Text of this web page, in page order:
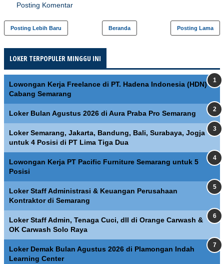
Posting Komentar
Posting Lebih Baru Posting Lama
Beranda
LOKER TERPOPULER MINGGU INI
Lowongan Kerja Freelance di PT. Hadena Indonesia (HDN)
Cabang Semarang
Loker Bulan Agustus 2026 di Aura Praba Pro Semarang
Loker Semarang, Jakarta, Bandung, Bali, Surabaya, Jogja
untuk 4 Posisi di PT Lima Tiga Dua
Lowongan Kerja PT Pacific Furniture Semarang untuk 5
Posisi
Loker Staff Administrasi & Keuangan Perusahaan
Kontraktor di Semarang
Loker Staff Admin, Tenaga Cuci, dll di Orange Carwash &
OK Carwash Solo Raya
Loker Demak Bulan Agustus 2026 di Plamongan Indah
Learning Center